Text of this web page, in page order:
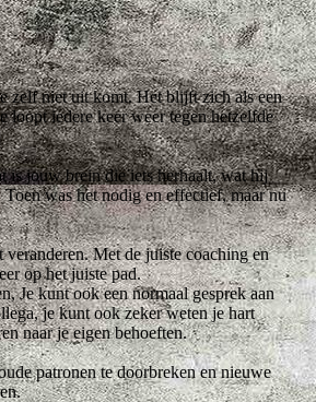
zelf niet uit komt. Het blijft zich als een
loopt iedere keer weer tegen hetzelfde
is jouw brein die iets herhaalt, wat hij
Toen was het nodig en effectief, maar nu
Met de juiste coaching en
op het juiste pad.
Je kunt ook een normaal gesprek aan
je kunt ook zeker weten je hart
naar je eigen behoeften.
patronen te doorbreken en nieuwe